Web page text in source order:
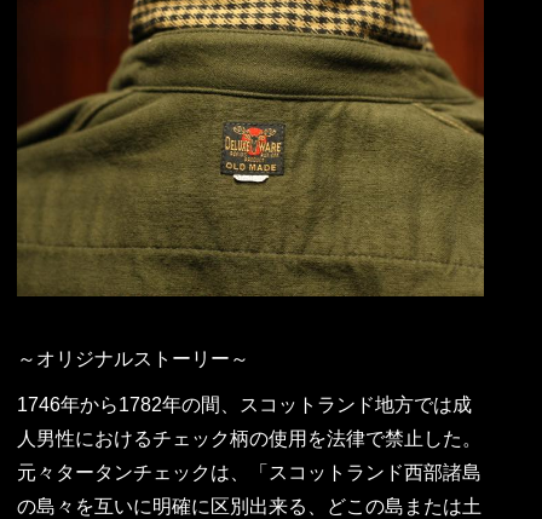
～オリジナルストーリー～
1746年から1782年の間、スコットランド地方では成
人男性におけるチェック柄の使用を法律で禁止した。
元々タータンチェックは、「スコットランド西部諸島
の島々を互いに明確に区別出来る、どこの島または土